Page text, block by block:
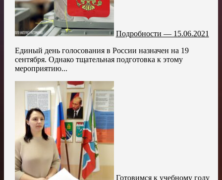
Подробности — 15.06.2021
Единый день голосования в России назначен на 19
сентября. Однако тщательная подготовка к этому
мероприятию...
Готовимся к учебному году